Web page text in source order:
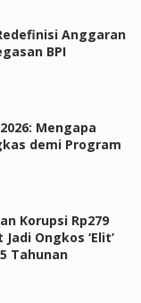
Anggaran
BPI
Mengapa
demi Program
Korupsi Rp279
Ongkos ‘Elit’
Tahunan